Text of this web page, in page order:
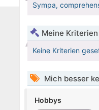
Sympa,
Meine Kriterien
Keine Kriterien
Mich besser
Hobbys